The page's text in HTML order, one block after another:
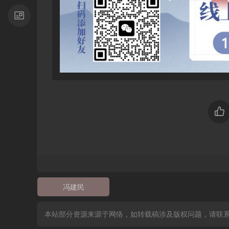
冯建民
本站部分资源来源于网络，如转载稿涉及版权问题，请联